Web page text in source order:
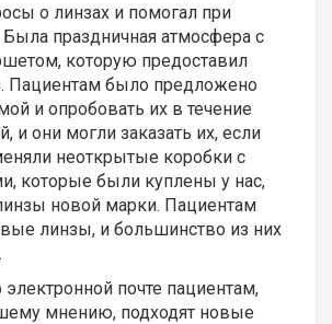
о линзах и помогал при
праздничная атмосфера с
которую предоставил
Пациентам было предложено
и опробовать их в течение
и они могли заказать их, если
неоткрытые коробки с
которые были куплены у нас,
новой марки. Пациентам
линзы, и большинство из них
почте пациентам,
мнению, подходят новые